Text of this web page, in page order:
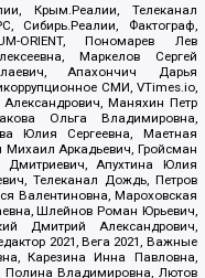
Крым.Реалии, Телеканал
Сибирь.Реалии, Фактограф,
ORIENT, Пономарев Лев
Маркелов Сергей
Апахончич Дарья
СМИ, VTimes.io,
Маняхин Петр
Ольга Владимировна,
Юлия Сергеевна, Маетная
Михаил Аркадьевич, Гройсман
Апухтина Юлия
Телеканал Дождь, Петров
Валентиновна, Мароховская
Шлейнов Роман Юрьевич,
Дмитрий Александрович,
2021, Вега 2021, Важные
Карезина Инна Павловна,
Полина Владимировна, Лютов